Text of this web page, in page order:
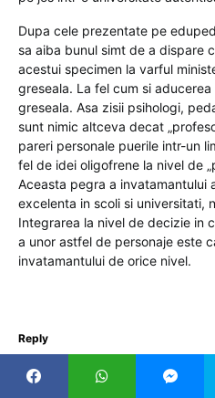
Dupa cele prezentate pe
sa aiba bunul simt de a dispare
acestui specimen la varful
greseala. La fel cum si
greseala. Asa zisii psihologi,
sunt nimic altceva decat
pareri personale puerile intr-un
fel de idei oligofrene la nivel de
Aceasta pegra a invatamantului
excelenta in scoli si universitati,
Integrarea la nivel de decizie in
a unor astfel de personaje este
invatamantului de orice nivel.
Reply